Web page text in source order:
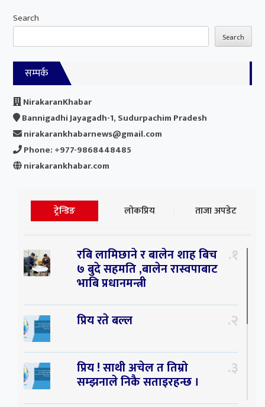
Search
Search
सम्पर्क
NirakaranKhabar
Bannigadhi Jayagadh-1, Sudurpachim Pradesh
nirakarankhabarnews@gmail.com
Phone: +977-9868448485
nirakarankhabar.com
ट्रेन्डिङ लोकप्रिय ताजा अपडेट
रबि लामिछाने र बालेन शाह बिच
७ बुदे सहमति ,बालेन रास्वपाबाट
भाबि प्रधानमन्त्री
१
प्रिय रते बल्ल २
प्रिय ! साथी अचेल त तिम्रो
सम्झनाले निकै सताइरहन्छ ।
३